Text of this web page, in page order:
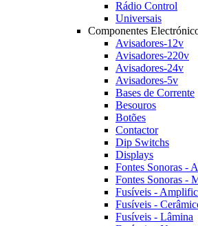
Rádio Control
Universais
Componentes
Avisadores-12v
Avisadores-220v
Avisadores-24v
Avisadores-5v
Bases de Corrente
Besouros
Botões
Contactor
Dip Switchs
Displays
Fontes Sonoras -
Fontes Sonoras -
Fusíveis -
Fusíveis -
Fusíveis - Lâmina